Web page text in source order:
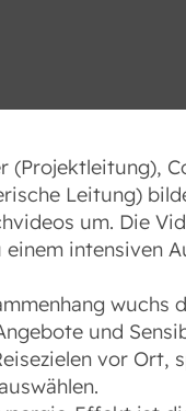
(Projektleitung),
Leitung)
um. Die
einem intensiven
wuchs
und
vor